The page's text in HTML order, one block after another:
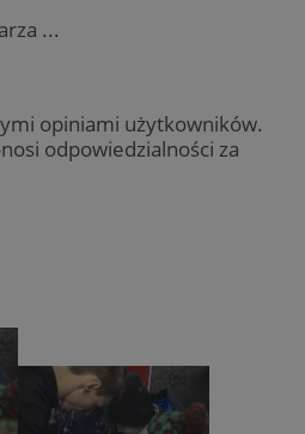
...
opiniami użytkowników.
odpowiedzialności za